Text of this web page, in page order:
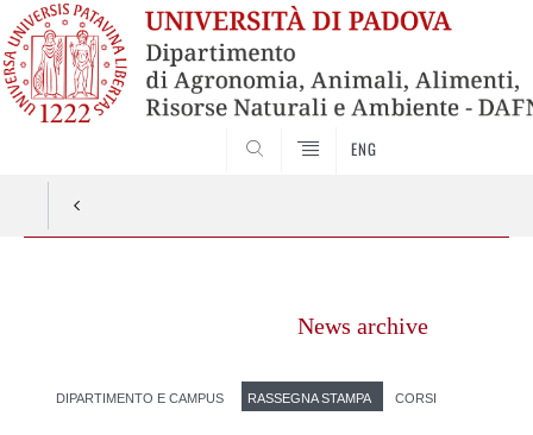
ENG
News archive
DIPARTIMENTO E CAMPUS RASSEGNA STAMPA CORSI